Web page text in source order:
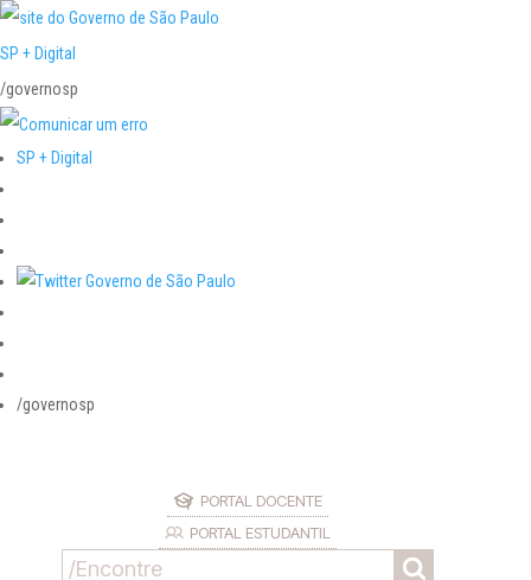
SP + Digital
/governosp
SP + Digital
/governosp
PORTAL DOCENTE
PORTAL ESTUDANTIL